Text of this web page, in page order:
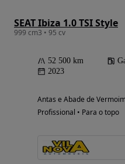
SEAT Ibiza 1.0 TSI Style
999 cm3 • 95 cv
52 500 km
2023
Antas e Abade de
Profissional • Para o topo